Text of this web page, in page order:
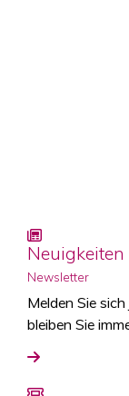
Newsletter
Melden Sie
bleiben Sie